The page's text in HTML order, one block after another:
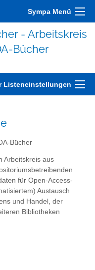
Sympa Menü
- Arbeitskreis
Bücher
Listeneinstellungen
Bücher
Arbeitskreis aus
für Open-Access-
Austausch
und Handel, der
Bibliotheken